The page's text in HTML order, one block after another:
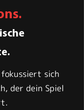
fokussiert sich
der dein Spiel